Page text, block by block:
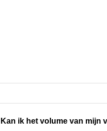
Kan ik het volume van mijn